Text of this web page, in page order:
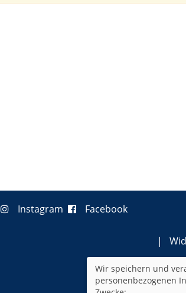
Facebook
Instagram
Wir speichern und
personenbezogenen